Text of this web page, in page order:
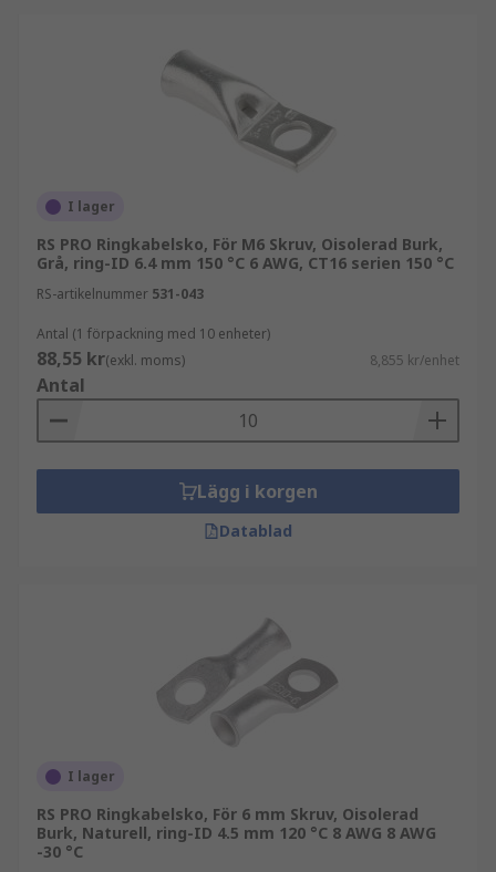
I lager
RS PRO Ringkabelsko, För M6 Skruv, Oisolerad Burk,
Grå, ring-ID 6.4 mm 150 °C 6 AWG, CT16 serien 150 °C
RS-artikelnummer 531-043
Antal (1 förpackning med 10 enheter)
88,55 kr(exkl. moms) 8,855 kr/enhet
Antal
Lägg i korgen
Datablad
I lager
RS PRO Ringkabelsko, För 6 mm Skruv, Oisolerad
Burk, Naturell, ring-ID 4.5 mm 120 °C 8 AWG 8 AWG
-30 °C